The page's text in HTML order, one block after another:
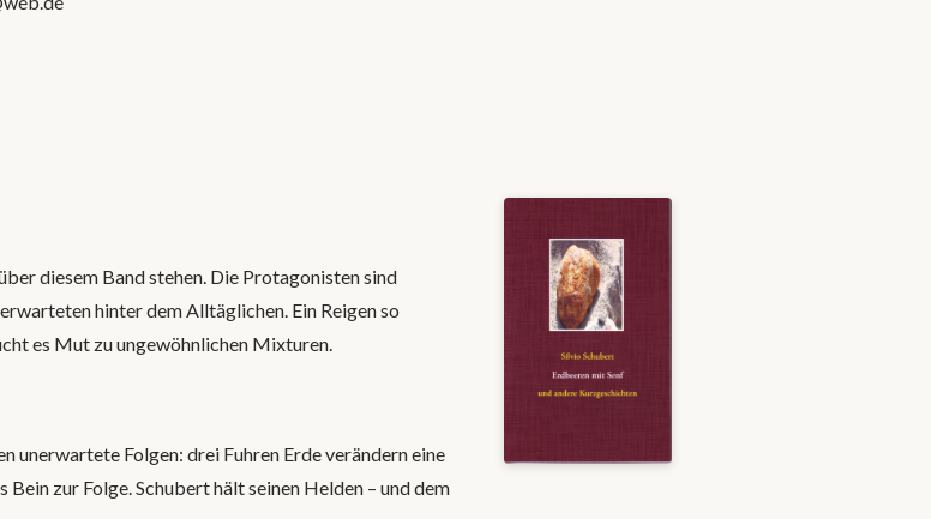
diesem Band stehen. Die Protagonisten sind
hinter dem Alltäglichen. Ein Reigen so
es Mut zu ungewöhnlichen Mixturen.
unerwartete Folgen: drei Fuhren Erde verändern eine
zur Folge. Schubert hält seinen Helden – und dem